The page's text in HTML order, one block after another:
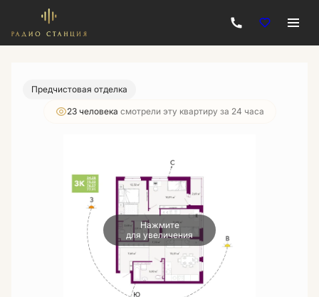
3-комнатная
12 432 000 руб.
Ипотека от 44 648 руб./мес.
Предчистовая отделка
23 человекa смотрели эту квартиру за 24 часа
Нажмите
для увеличения